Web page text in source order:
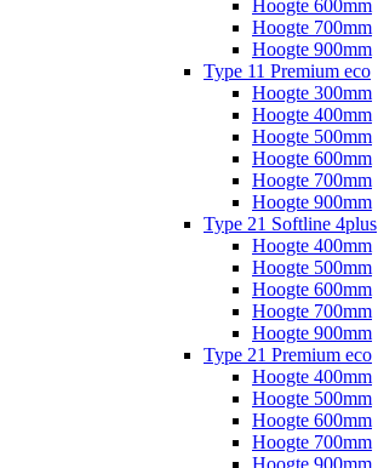
Hoogte 600mm
Hoogte 700mm
Hoogte 900mm
Type 11 Premium eco
Hoogte 300mm
Hoogte 400mm
Hoogte 500mm
Hoogte 600mm
Hoogte 700mm
Hoogte 900mm
Type 21 Softline 4plus
Hoogte 400mm
Hoogte 500mm
Hoogte 600mm
Hoogte 700mm
Hoogte 900mm
Type 21 Premium eco
Hoogte 400mm
Hoogte 500mm
Hoogte 600mm
Hoogte 700mm
Hoogte 900mm